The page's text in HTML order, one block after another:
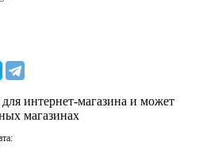
интернет-магазина и может
магазинах